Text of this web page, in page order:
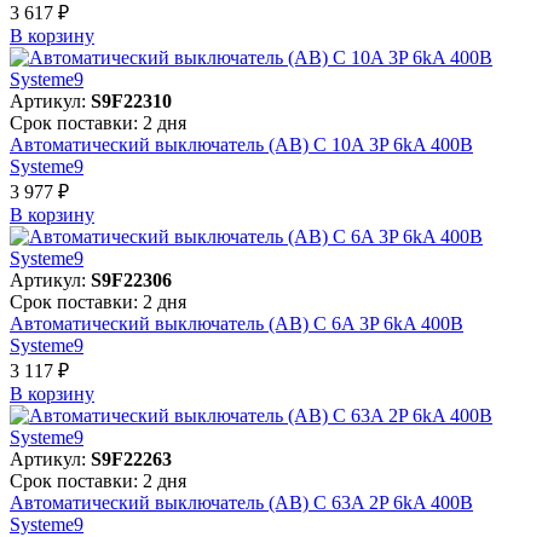
3 617 ₽
В корзинy
Артикул: S9F22310
Срок поставки: 2 дня
Автоматический выключатель (АВ) C 10A 3P 6kA 400В
Systeme9
3 977 ₽
В корзинy
Артикул: S9F22306
Срок поставки: 2 дня
Автоматический выключатель (АВ) C 6A 3P 6kA 400В
Systeme9
3 117 ₽
В корзинy
Артикул: S9F22263
Срок поставки: 2 дня
Автоматический выключатель (АВ) C 63A 2P 6kA 400В
Systeme9